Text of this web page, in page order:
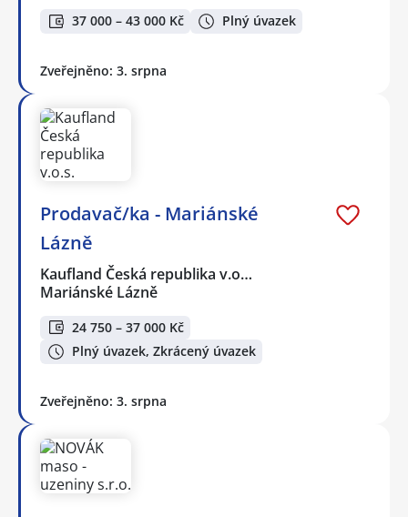
37 000 – 43 000 Kč Plný úvazek
Zveřejněno: 3. srpna
Prodavač/ka - Mariánské
Lázně
Kaufland Česká republika v.o…
Mariánské Lázně
24 750 – 37 000 Kč
Plný úvazek, Zkrácený úvazek
Zveřejněno: 3. srpna